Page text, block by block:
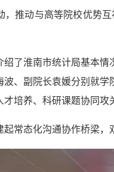
，推动与高等院校优势
绍了淮南市统计局基本
、副院长袁媛分别就
才培养、科研课题协同攻
起常态化沟通协作桥梁，